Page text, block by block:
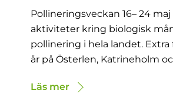
Pollineringsveckan 16– 24
aktiviteter kring biologisk
pollinering i hela landet.
år på Österlen, Katrineholm
Läs mer